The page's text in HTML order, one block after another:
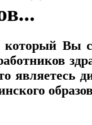
который Вы
являетесь